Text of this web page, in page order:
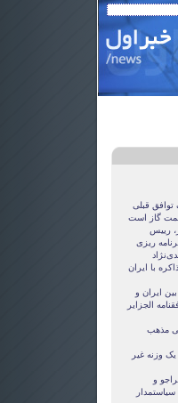
توافق قبلی
گاز است
رییس
ریزی
با ايران
ايران و
الجزاير
مذهب
وزنه غیر
و